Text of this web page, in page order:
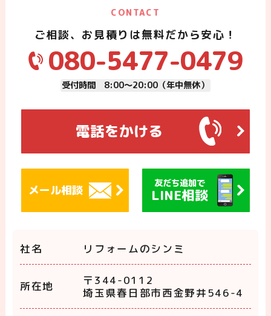
CONTACT
ご相談、お見積りは無料だから安心！
080-5477-0479
受付時間 8:00～20:00（年中無休）
電話をかける
メール相談 友だち追加で
LINE相談
社名 リフォームのシンミ
所在地
〒344-0112
埼玉県春日部市西金野井546-4